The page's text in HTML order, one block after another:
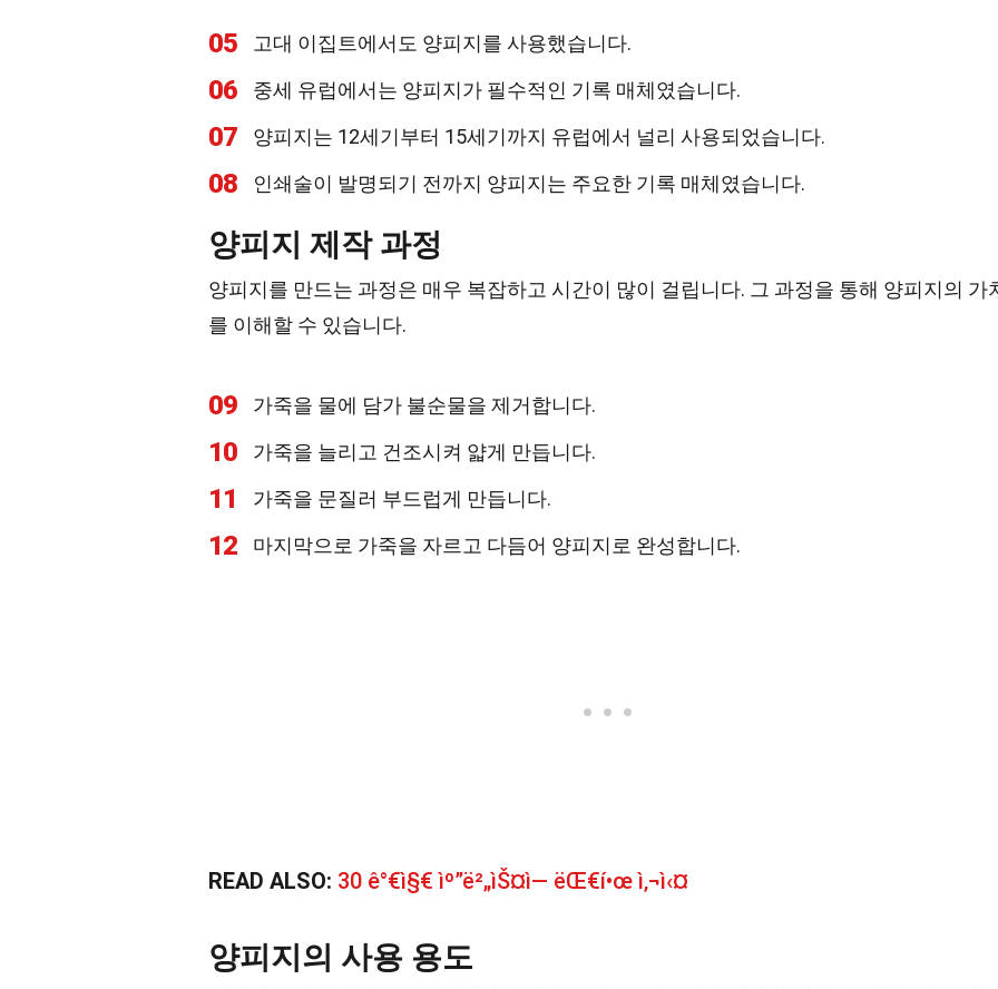
05 고대 이집트에서도 양피지를 사용했습니다.
06 중세 유럽에서는 양피지가 필수적인 기록 매체였습니다.
07 양피지는 12세기부터 15세기까지 유럽에서 널리 사용되었습니다.
08 인쇄술이 발명되기 전까지 양피지는 주요한 기록 매체였습니다.
양피지 제작 과정
양피지를 만드는 과정은 매우 복잡하고 시간이 많이 걸립니다. 그 과정을 통해 양피지의 가
를 이해할 수 있습니다.
09 가죽을 물에 담가 불순물을 제거합니다.
10 가죽을 늘리고 건조시켜 얇게 만듭니다.
11 가죽을 문질러 부드럽게 만듭니다.
12 마지막으로 가죽을 자르고 다듬어 양피지로 완성합니다.
READ ALSO: 30 ê°€ì§€ ìº”ë²„ìŠ¤ì— ëŒ€í•œ ì‚¬ì‹¤
양피지의 사용 용도